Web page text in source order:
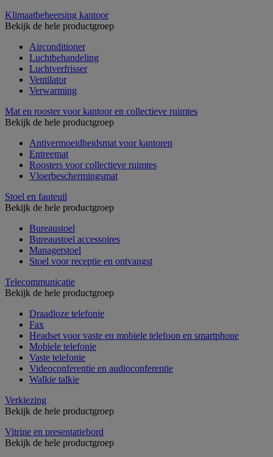
Klimaatbeheersing kantoor
Bekijk de hele productgroep
Airconditioner
Luchtbehandeling
Luchtverfrisser
Ventilator
Verwarming
Mat en rooster voor kantoor en collectieve ruimtes
Bekijk de hele productgroep
Antivermoeidheidsmat voor kantoren
Entreemat
Roosters voor collectieve ruimtes
Vloerbeschermingsmat
Stoel en fauteuil
Bekijk de hele productgroep
Bureaustoel
Bureaustoel accessoires
Managerstoel
Stoel voor receptie en ontvangst
Telecommunicatie
Bekijk de hele productgroep
Draadloze telefonie
Fax
Headset voor vaste en mobiele telefoon en smartphone
Mobiele telefonie
Vaste telefonie
Videoconferentie en audioconferentie
Walkie talkie
Verkiezing
Bekijk de hele productgroep
Vitrine en presentatiebord
Bekijk de hele productgroep